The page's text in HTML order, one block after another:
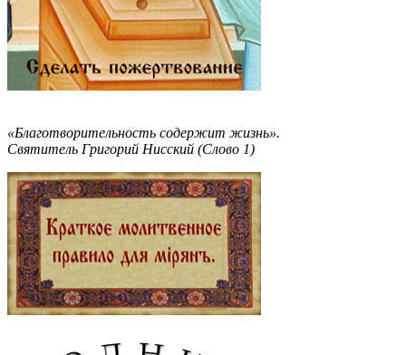
«Благотворительность содержит жизнь».
Святитель Григорий Нисский (Слово 1)